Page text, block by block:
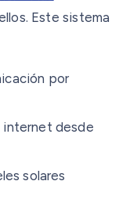
Este sistema
por
internet desde
solares